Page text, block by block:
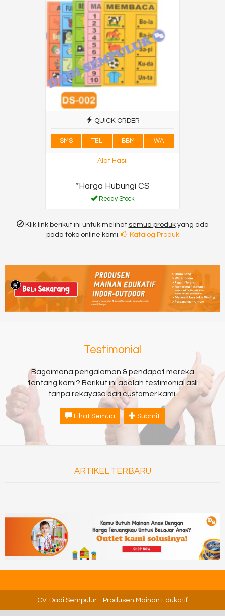
QUICK ORDER
SMS TEL BBM WA
Alat Hasil
*Harga Hubungi CS
Ready Stock
Klik link berikut ini untuk melihat semua produkyang ada
pada toko online kami.
Katalog Produk
Testimonial
Bagaimana pengalaman & pendapat mereka
tentang kami? Berikut ini adalah testimonial asli
tanpa rekayasa dari customer kami.
Lihat Semua Submit
ARTIKEL TERBARU
CV. Dadi Sempulur - Produsen Mainan Edukatif